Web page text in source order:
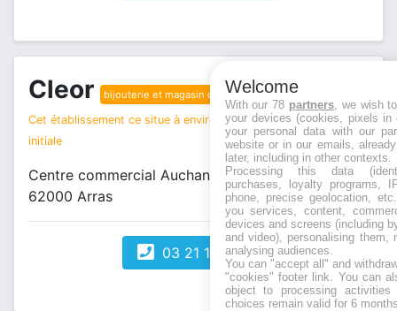
Cleor bijouterie et magasin d'accessoires
Cet établissement ce situe à environ 2 km de votre recherche
initiale
Centre commercial Auchan 6, rue Claude Bernard
62000 Arras
03 21 16 55 24
Welcome
With our 78 partners, we wish
your devices (cookies, pixels
your personal data with our
website or in our emails,
later, including in other contexts.
Processing this data
purchases, loyalty programs,
phone, precise geolocation,
you services, content,
devices and screens (including
and video), personalising them,
analysing audiences.
You can "accept all" and
"cookies" footer link. You can
object to processing
choices remain valid for 6